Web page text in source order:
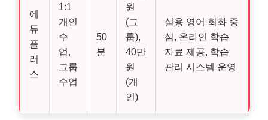
에
듀
플
러
스
1:1
개인
수
업,
그룹
수업
50
분
원
(그
룹),
40만
원
(개
인)
실용 영어 회화 중
심, 온라인 학습
자료 제공, 학습
관리 시스템 운영